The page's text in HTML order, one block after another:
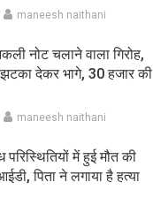
maneesh naithani
नोट चलाने वाला गिरोह,
देकर भागे, 30 हजार की
maneesh naithani
परिस्थितियों में हुई मौत की
पिता ने लगाया है हत्या